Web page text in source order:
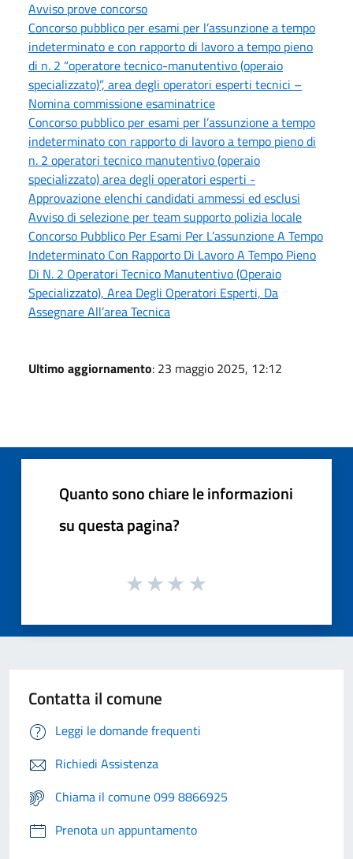
Avviso prove concorso
Concorso pubblico per esami per l’assunzione a tempo
indeterminato e con rapporto di lavoro a tempo pieno
di n. 2 “operatore tecnico-manutentivo (operaio
specializzato)”, area degli operatori esperti tecnici –
Nomina commissione esaminatrice
Concorso pubblico per esami per l’assunzione a tempo
indeterminato con rapporto di lavoro a tempo pieno di
n. 2 operatori tecnico manutentivo (operaio
specializzato) area degli operatori esperti -
Approvazione elenchi candidati ammessi ed esclusi
Avviso di selezione per team supporto polizia locale
Concorso Pubblico Per Esami Per L’assunzione A Tempo
Indeterminato Con Rapporto Di Lavoro A Tempo Pieno
Di N. 2 Operatori Tecnico Manutentivo (Operaio
Specializzato), Area Degli Operatori Esperti, Da
Assegnare All’area Tecnica
Ultimo aggiornamento: 23 maggio 2025, 12:12
Quanto sono chiare le informazioni
su questa pagina?
Contatta il comune
Leggi le domande frequenti
Richiedi Assistenza
Chiama il comune 099 8866925
Prenota un appuntamento